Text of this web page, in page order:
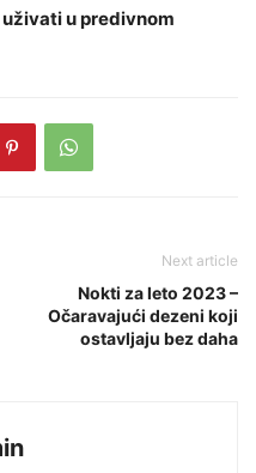
u predivnom
Next article
Nokti za leto 2023 –
Očaravajući dezeni koji
ostavljaju bez daha